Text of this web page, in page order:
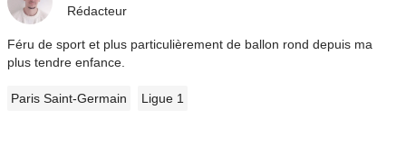
Rédacteur
Féru de sport et plus particulièrement de ballon rond depuis ma
plus tendre enfance.
Paris Saint-Germain Ligue 1